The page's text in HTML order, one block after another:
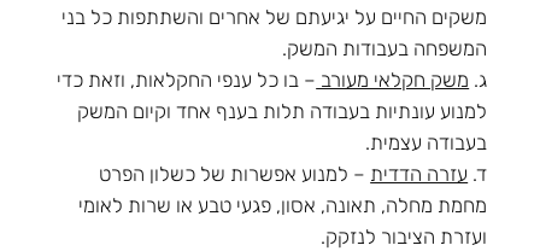
משקים החיים על יגיעתם של אחרים והשתתפות כל בני
המשפחה בעבודות המשק.
ג. משק חקלאי מעורב – בו כל ענפי החקלאות, וזאת כדי
למנוע עונתיות בעבודה תלות בענף אחד וקיום המשק
בעבודה עצמית.
ד. עזרה הדדית – למנוע אפשרות של כשלון הפרט
מחמת מחלה, תאונה, אסון, פגעי טבע או שרות לאומי
ועזרת הציבור לנזקק.